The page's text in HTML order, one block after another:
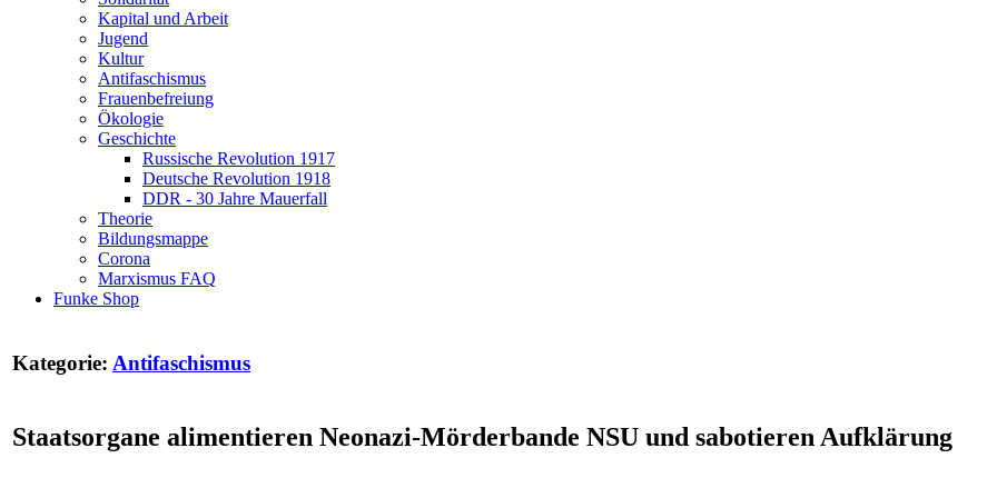
Kapital und Arbeit
Jugend
Kultur
Antifaschismus
Frauenbefreiung
Ökologie
Geschichte
Russische Revolution 1917
Deutsche Revolution 1918
DDR - 30 Jahre Mauerfall
Theorie
Bildungsmappe
Corona
Marxismus FAQ
Funke Shop
Kategorie: Antifaschismus
Staatsorgane alimentieren Neonazi-Mörderbande NSU und sabotieren Aufklärung